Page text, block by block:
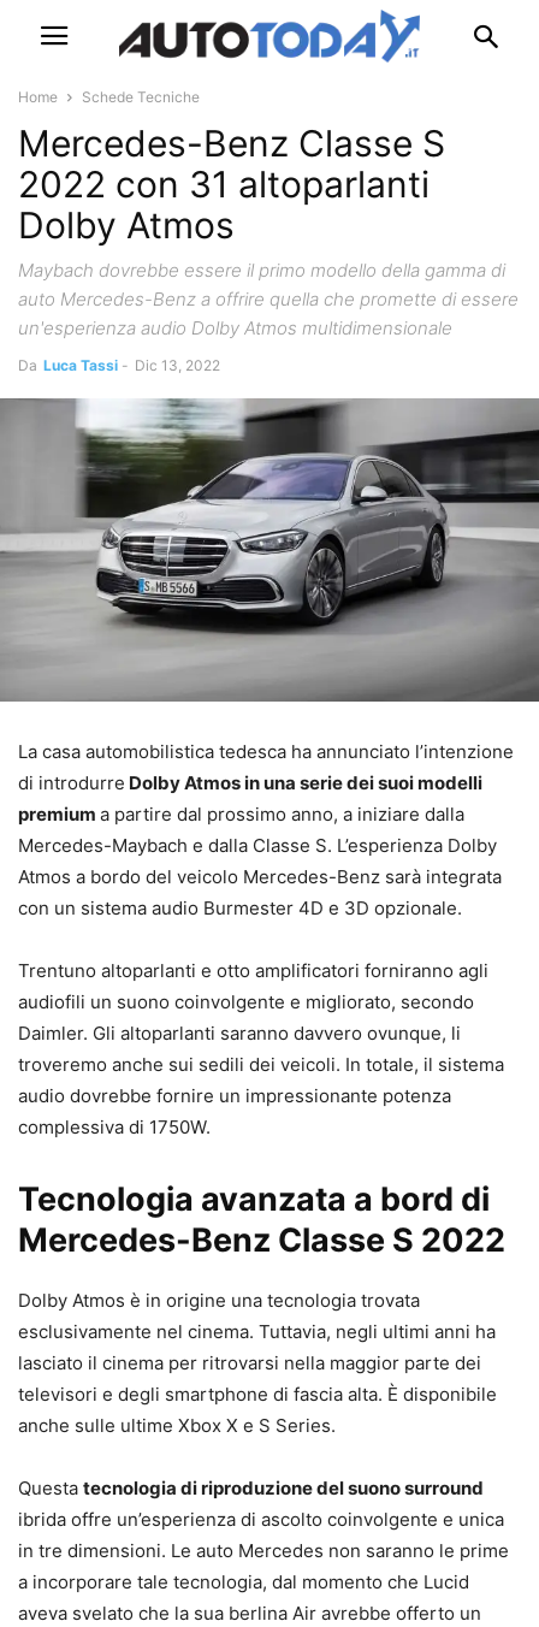
Home Schede Tecniche
Mercedes-Benz Classe S
2022 con 31 altoparlanti
Dolby Atmos
Maybach dovrebbe essere il primo modello della gamma di
auto Mercedes-Benz a offrire quella che promette di essere
un'esperienza audio Dolby Atmos multidimensionale
Da Luca Tassi - Dic 13, 2022
La casa automobilistica tedesca ha annunciato l’intenzione
di introdurre Dolby Atmos in una serie dei suoi modelli
premium a partire dal prossimo anno, a iniziare dalla
Mercedes-Maybach e dalla Classe S. L’esperienza Dolby
Atmos a bordo del veicolo Mercedes-Benz sarà integrata
con un sistema audio Burmester 4D e 3D opzionale.
Trentuno altoparlanti e otto amplificatori forniranno agli
audiofili un suono coinvolgente e migliorato, secondo
Daimler. Gli altoparlanti saranno davvero ovunque, li
troveremo anche sui sedili dei veicoli. In totale, il sistema
audio dovrebbe fornire un impressionante potenza
complessiva di 1750W.
Tecnologia avanzata a bord di
Mercedes-Benz Classe S 2022
Dolby Atmos è in origine una tecnologia trovata
esclusivamente nel cinema. Tuttavia, negli ultimi anni ha
lasciato il cinema per ritrovarsi nella maggior parte dei
televisori e degli smartphone di fascia alta. È disponibile
anche sulle ultime Xbox X e S Series.
Questa tecnologia di riproduzione del suono surround
ibrida offre un’esperienza di ascolto coinvolgente e unica
in tre dimensioni. Le auto Mercedes non saranno le prime
a incorporare tale tecnologia, dal momento che Lucid
aveva svelato che la sua berlina Air avrebbe offerto un